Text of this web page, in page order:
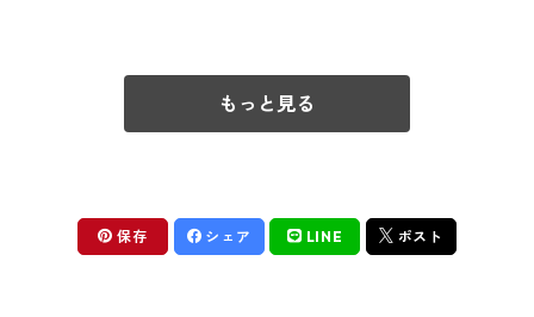
もっと見る
保存 シェア LINE ポスト